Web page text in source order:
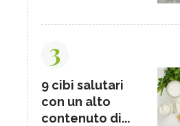
3
9 cibi salutari
con un alto
contenuto di...